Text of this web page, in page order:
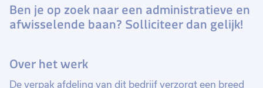
Ben je op zoek naar een administratieve en
afwisselende baan? Solliciteer dan gelijk!
Over het werk
De verpak afdeling van dit bedrijf verzorgt een breed